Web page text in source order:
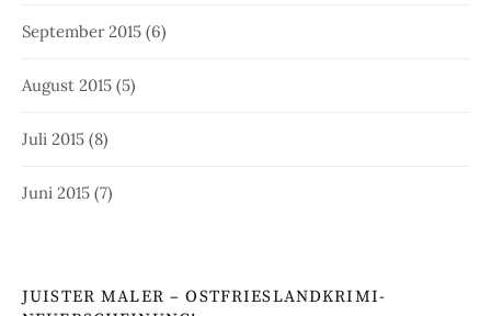
September 2015 (6)
August 2015 (5)
Juli 2015 (8)
Juni 2015 (7)
JUISTER MALER – OSTFRIESLANDKRIMI-